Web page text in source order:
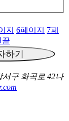
지 6페이지 7페
끝
구 화곡로 42나